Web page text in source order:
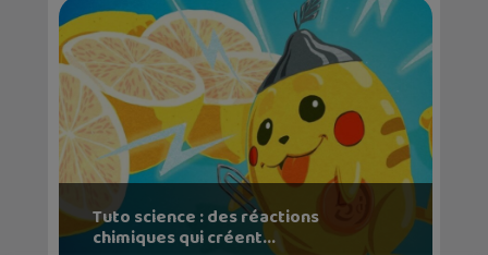
Tuto science : des réactions
chimiques qui créent...